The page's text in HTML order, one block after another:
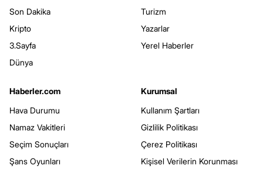
Son Dakika
Kripto
3.Sayfa
Dünya
Turizm
Yazarlar
Yerel Haberler
Haberler.com
Hava Durumu
Namaz Vakitleri
Seçim Sonuçları
Şans Oyunları
Kurumsal
Kullanım Şartları
Gizlilik Politikası
Çerez Politikası
Kişisel Verilerin Korunması